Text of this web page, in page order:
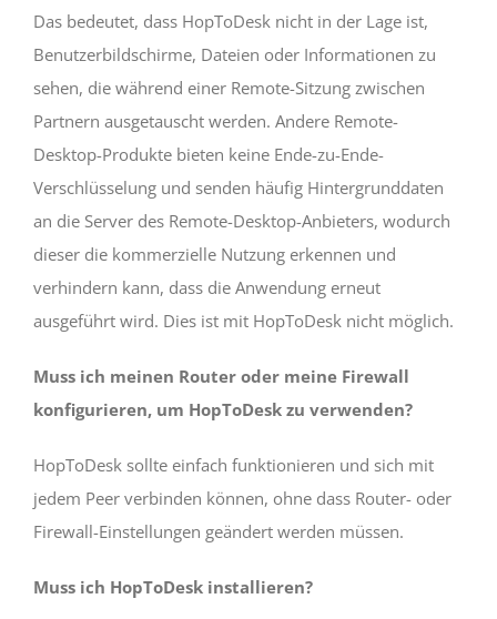
Das bedeutet, dass HopToDesk nicht in der Lage ist,
Benutzerbildschirme, Dateien oder Informationen zu
sehen, die während einer Remote-Sitzung zwischen
Partnern ausgetauscht werden. Andere Remote-
Desktop-Produkte bieten keine Ende-zu-Ende-
Verschlüsselung und senden häufig Hintergrunddaten
an die Server des Remote-Desktop-Anbieters, wodurch
dieser die kommerzielle Nutzung erkennen und
verhindern kann, dass die Anwendung erneut
ausgeführt wird. Dies ist mit HopToDesk nicht möglich.
Muss ich meinen Router oder meine Firewall
konfigurieren, um HopToDesk zu verwenden?
HopToDesk sollte einfach funktionieren und sich mit
jedem Peer verbinden können, ohne dass Router- oder
Firewall-Einstellungen geändert werden müssen.
Muss ich HopToDesk installieren?